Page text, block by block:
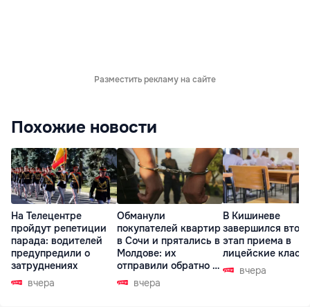
Разместить рекламу на сайте
Похожие новости
На Телецентре
пройдут репетиции
парада: водителей
предупредили о
затруднениях
вчера
Обманули
покупателей квартир
в Сочи и прятались в
Молдове: их
отправили обратно в
РФ вчера
В Кишиневе
завершился
этап приема в
лицейские
вчера